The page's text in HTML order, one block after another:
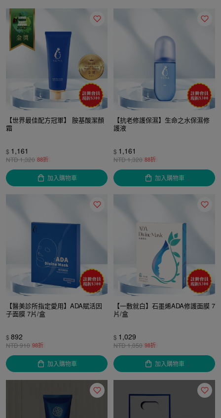
【世界最佳配方冠軍】 胺基酸潔顏
霜
$ 1,161
NTD1,320 88折
加入購物車
【抗老修護保濕】生命之水保濕修
護液
$ 1,161
NTD1,320 88折
加入購物車
【醫美診所指定愛用】ADA賦活因
子面膜 7片/盒
$ 892
NTD910 98折
加入購物車
【一敷就白】石墨烯ADA修護面膜 7
片/盒
$ 1,029
NTD1,050 98折
加入購物車